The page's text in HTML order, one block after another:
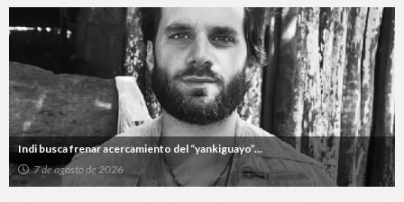
Indi busca frenar acercamiento del “yankiguayo”...
7 de agosto de 2026